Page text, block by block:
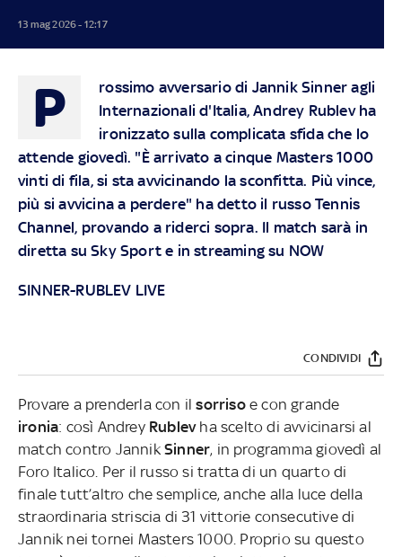
13 mag 2026 - 12:17
P
rossimo avversario di Jannik Sinner agli
Internazionali d'Italia, Andrey Rublev ha
ironizzato sulla complicata sfida che lo
attende giovedì. "È arrivato a cinque Masters 1000
vinti di fila, si sta avvicinando la sconfitta. Più vince,
più si avvicina a perdere" ha detto il russo Tennis
Channel, provando a riderci sopra. Il match sarà in
diretta suSky Sport e in streaming su NOW
SINNER-RUBLEV LIVE
CONDIVIDI
Provare a prenderla con ilsorrisoe con grande
ironia: così Andrey Rublev ha scelto di avvicinarsi al
match contro Jannik Sinner, in programma giovedì al
Foro Italico. Per il russo si tratta di un quarto di
finale tutt’altro che semplice, anche alla luce della
straordinaria striscia di 31 vittorie consecutive di
Jannik nei tornei Masters 1000. Proprio su questo